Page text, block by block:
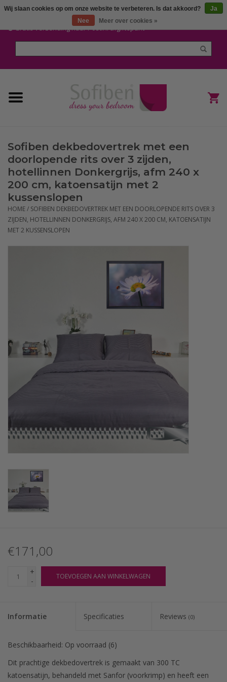
Gratis verzending naar Post.nl afgiftepunt
Mijn account / Registreren
Dekbedovertrekken
(Hoes) Laken en Lakensets
Sofiben Outlet
Sofiben BLOG
Sofiben dekbedovertrek met een
doorlopende rits over 3 zijden,
hotellinnen Donkergrijs, afm 240 x
200 cm, katoensatijn met 2
kussenslopen
HOME/ SOFIBEN DEKBEDOVERTREK MET EEN DOORLOPENDE RITS OVER 3
ZIJDEN, HOTELLINNEN DONKERGRIJS, AFM 240 X 200 CM, KATOENSATIJN
MET 2 KUSSENSLOPEN
€171,00
+
-
TOEVOEGEN AAN WINKELWAGEN
Informatie Specificaties Reviews (0)
Beschikbaarheid: Op voorraad (6)
Dit prachtige dekbedovertrek is gemaakt van 300 TC
katoensatijn, behandeld met Sanfor (voorkrimp) en heeft een
Wij slaan cookies op om onze website te verbeteren. Is dat akkoord?
Ja
Nee
Meer over cookies »